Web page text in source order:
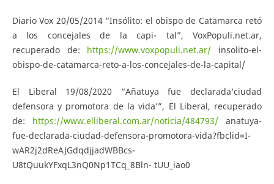
Diario Vox 20/05/2014 “Insólito: el obispo de Catamarca retó
a los concejales de la capi- tal”, VoxPopuli.net.ar,
recuperado de: https://www.voxpopuli.net.ar/ insolito-el-
obispo-de-catamarca-reto-a-los-concejales-de-la-capital/
El Liberal 19/08/2020 “Añatuya fue declarada‘ciudad
defensora y promotora de la vida’”, El Liberal, recuperado
de: https://www.elliberal.com.ar/noticia/484793/ anatuya-
fue-declarada-ciudad-defensora-promotora-vida?fbclid=I-
wAR2j2dReAJGdqdjjadWBBcs-
U8tQuukYFxqL3nQ0Np1TCq_8Bln- tUU_iao0